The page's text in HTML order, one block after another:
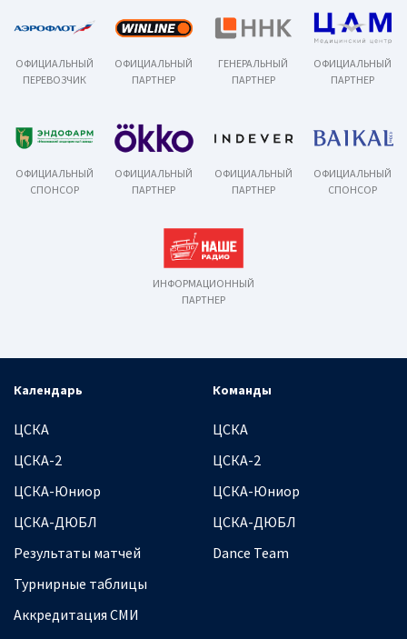
ОФИЦИАЛЬНЫЙ
ПЕРЕВОЗЧИК
ОФИЦИАЛЬНЫЙ
ПАРТНЕР
ГЕНЕРАЛЬНЫЙ
ПАРТНЕР
ОФИЦИАЛЬНЫЙ
ПАРТНЕР
ОФИЦИАЛЬНЫЙ
СПОНСОР
ОФИЦИАЛЬНЫЙ
ПАРТНЕР
ОФИЦИАЛЬНЫЙ
ПАРТНЕР
ОФИЦИАЛЬНЫЙ
СПОНСОР
ИНФОРМАЦИОННЫЙ
ПАРТНЕР
Календарь
ЦСКА
ЦСКА-2
ЦСКА-Юниор
ЦСКА-ДЮБЛ
Результаты матчей
Турнирные таблицы
Аккредитация СМИ
Команды
ЦСКА
ЦСКА-2
ЦСКА-Юниор
ЦСКА-ДЮБЛ
Dance Team